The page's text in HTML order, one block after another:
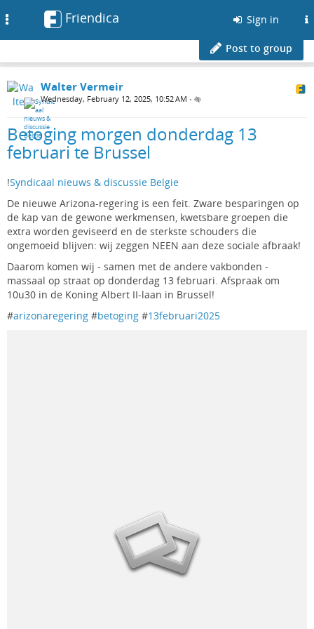
Friendica Sign in
Post to group
Walter Vermeir
Wednesday, February 12, 2025, 10:52 AM •
Betoging morgen donderdag 13
februari te Brussel
!Syndicaal nieuws & discussie Belgie
De nieuwe Arizona-regering is een feit. Zware besparingen op
de kap van de gewone werkmensen, kwetsbare groepen die
extra worden geviseerd en de sterkste schouders die
ongemoeid blijven: wij zeggen NEEN aan deze sociale afbraak!
Daarom komen wij - samen met de andere vakbonden -
massaal op straat op donderdag 13 februari. Afspraak om
10u30 in de Koning Albert II-laan in Brussel!
#arizonaregering #betoging #13februari2025